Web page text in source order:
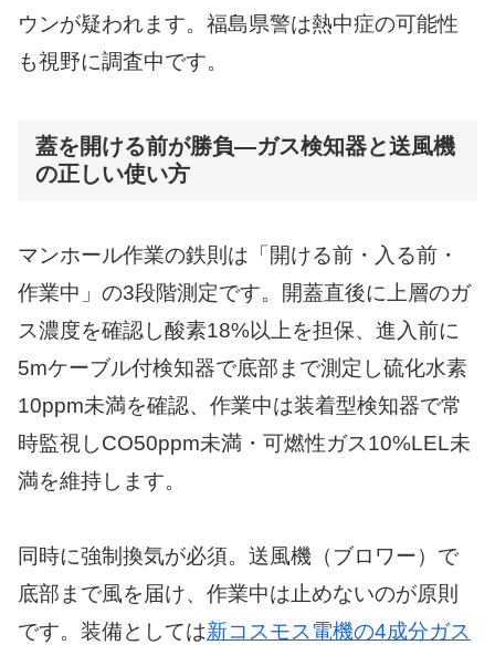
ウンが疑われます。福島県警は熱中症の可能性
も視野に調査中です。
蓋を開ける前が勝負—ガス検知器と送風機
の正しい使い方
マンホール作業の鉄則は「開ける前・入る前・
作業中」の3段階測定です。開蓋直後に上層のガ
ス濃度を確認し酸素18%以上を担保、進入前に
5mケーブル付検知器で底部まで測定し硫化水素
10ppm未満を確認、作業中は装着型検知器で常
時監視しCO50ppm未満・可燃性ガス10%LEL未
満を維持します。
同時に強制換気が必須。送風機（ブロワー）で
底部まで風を届け、作業中は止めないのが原則
です。装備としては新コスモス電機の4成分ガス